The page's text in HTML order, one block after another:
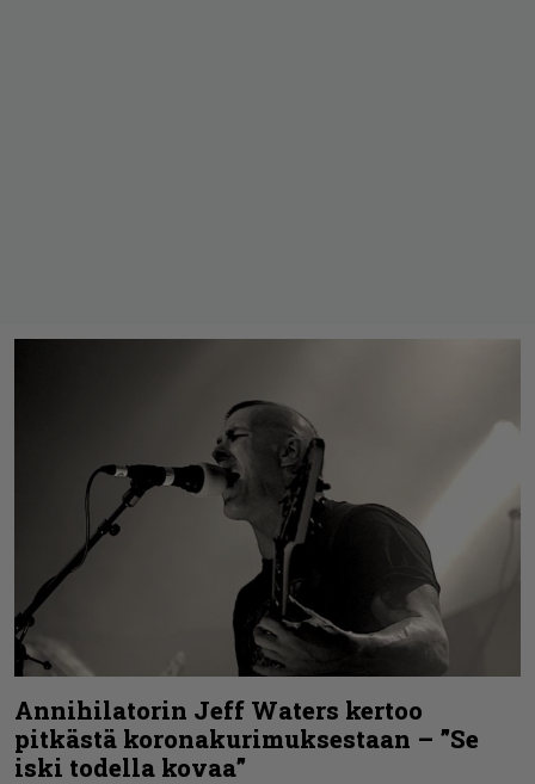
Annihilatorin Jeff Waters kertoo
pitkästä koronakurimuksestaan – ”Se
iski todella kovaa”